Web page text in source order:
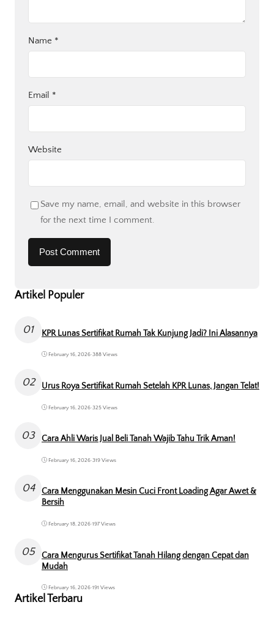
Name *
Email *
Website
Save my name, email, and website in this browser
for the next time I comment.
Artikel Populer
01 KPR Lunas Sertifikat Rumah Tak Kunjung Jadi? Ini Alasannya
February 16, 2026•388 Views
02 Urus Roya Sertifikat Rumah Setelah KPR Lunas, Jangan Telat!
February 16, 2026• 325 Views
03 Cara Ahli Waris Jual Beli Tanah Wajib Tahu Trik Aman!
February 16, 2026• 319 Views
04
Cara Menggunakan Mesin Cuci Front Loading Agar Awet &
Bersih
February 18, 2026•197 Views
05
Cara Mengurus Sertifikat Tanah Hilang dengan Cepat dan
Mudah
February 16, 2026•191 Views
Artikel Terbaru